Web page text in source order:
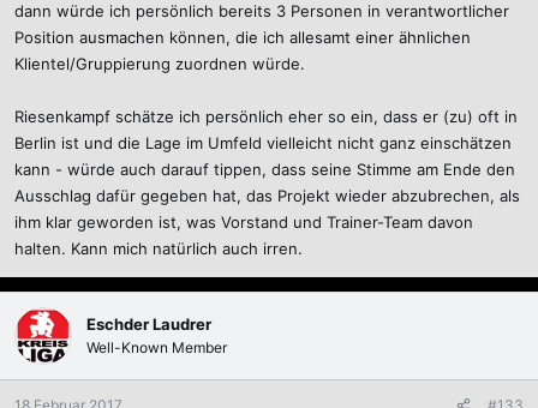
dann würde ich persönlich bereits 3 Personen in verantwortlicher
Position ausmachen können, die ich allesamt einer ähnlichen
Klientel/Gruppierung zuordnen würde.
Riesenkampf schätze ich persönlich eher so ein, dass er (zu) oft in
Berlin ist und die Lage im Umfeld vielleicht nicht ganz einschätzen
kann - würde auch darauf tippen, dass seine Stimme am Ende den
Ausschlag dafür gegeben hat, das Projekt wieder abzubrechen, als
ihm klar geworden ist, was Vorstand und Trainer-Team davon
halten. Kann mich natürlich auch irren.
Eschder Laudrer
Well-Known Member